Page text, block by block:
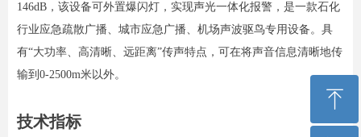
146dB，该设备可外置爆闪灯，实现声光一体化报警，是一款石化
行业应急疏散广播、城市应急广播、机场声波驱鸟专用设备。具
有“大功率、高清晰、远距离”传声特点，可在将声音信息清晰地传
输到0-2500m米以外。
技术指标
ꁸ